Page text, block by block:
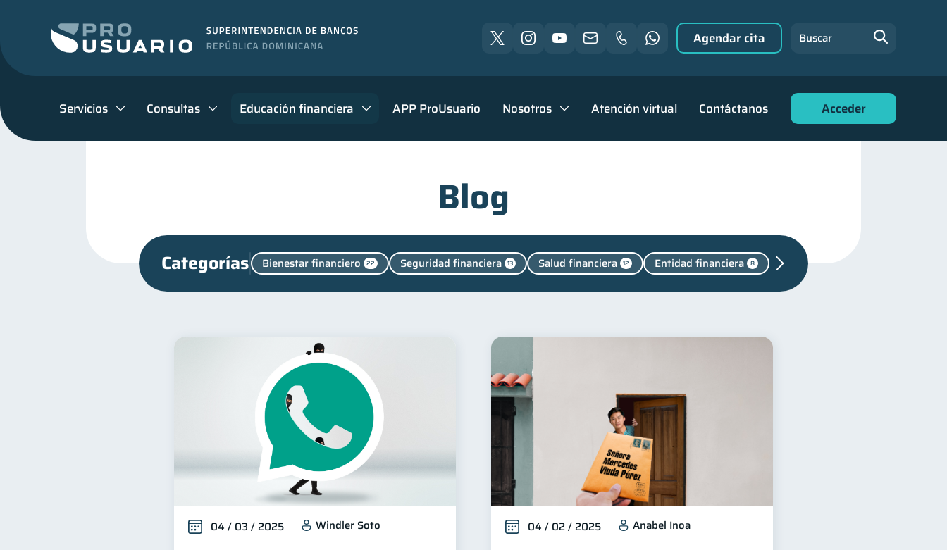
Servicios Consultas Educación financiera APP ProUsuario Nosotros Atención virtual Contáctanos Acceder
Agendar cita Buscar
Blog
Categorías Bienestar financiero 22 Seguridad financiera 13 Salud financiera 12 Entidad financiera 8
8 Ahorro Tarjeta de crédito
Derechos & Deberes 4 Superintendencia de Bancos 4
Cuenta Inactiva Finanzas Personales Finanzas en Pareja Educación Financiera
Mipymes Información financiera inversiones Salud mental ahorro
Doble sueldo Gasto responsable información financiera
04 / 03 / 2025 Windler Soto 04 / 02 / 2025 Anabel Inoa